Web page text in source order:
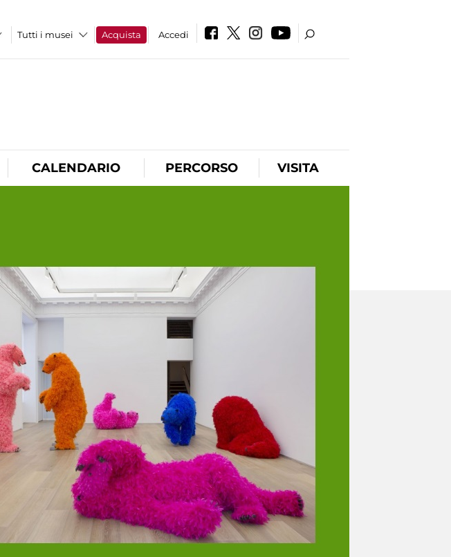
Tutti i musei Acquista Accedi
CALENDARIO PERCORSO VISITA